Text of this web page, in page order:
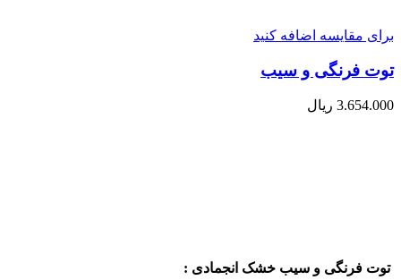
برای مقایسه اضافه کنید
توت فرنگی و سیب
3.654.000 ریال
توت فرنگی و سیب خشک انجمادی :